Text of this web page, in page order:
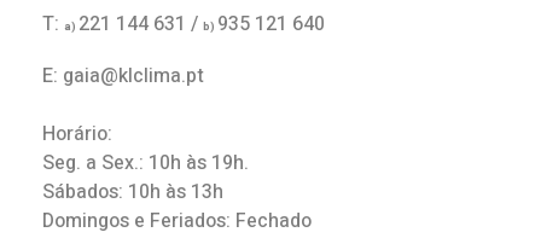
T: a) 221 144 631 / b) 935 121 640
E: gaia@klclima.pt
Horário:
Seg. a Sex.: 10h às 19h.
Sábados: 10h às 13h
Domingos e Feriados: Fechado